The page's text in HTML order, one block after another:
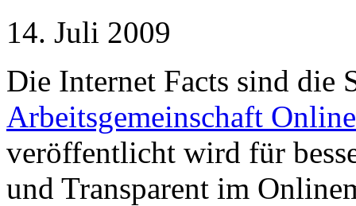
14. Juli 2009
Die Internet Facts sind die
Arbeitsgemeinschaft
veröffentlicht wird für
und Transparent im